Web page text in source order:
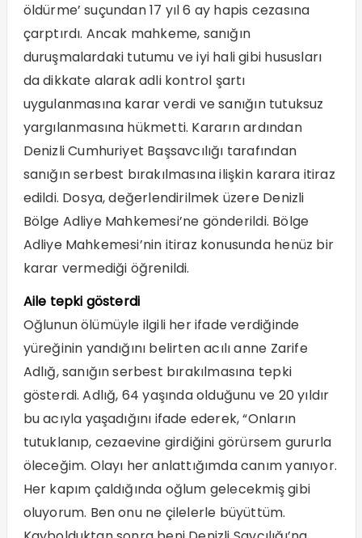
öldürme’ suçundan 17 yıl 6 ay hapis cezasına
çarptırdı. Ancak mahkeme, sanığın
duruşmalardaki tutumu ve iyi hali gibi hususları
da dikkate alarak adli kontrol şartı
uygulanmasına karar verdi ve sanığın tutuksuz
yargılanmasına hükmetti. Kararın ardından
Denizli Cumhuriyet Başsavcılığı tarafından
sanığın serbest bırakılmasına ilişkin karara itiraz
edildi. Dosya, değerlendirilmek üzere Denizli
Bölge Adliye Mahkemesi’ne gönderildi. Bölge
Adliye Mahkemesi’nin itiraz konusunda henüz bir
karar vermediği öğrenildi.
Aile tepki gösterdi
Oğlunun ölümüyle ilgili her ifade verdiğinde
yüreğinin yandığını belirten acılı anne Zarife
Adlığ, sanığın serbest bırakılmasına tepki
gösterdi. Adlığ, 64 yaşında olduğunu ve 20 yıldır
bu acıyla yaşadığını ifade ederek, “Onların
tutuklanıp, cezaevine girdiğini görürsem gururla
öleceğim. Olayı her anlattığımda canım yanıyor.
Her kapım çaldığında oğlum gelecekmiş gibi
oluyorum. Ben onu ne çilelerle büyüttüm.